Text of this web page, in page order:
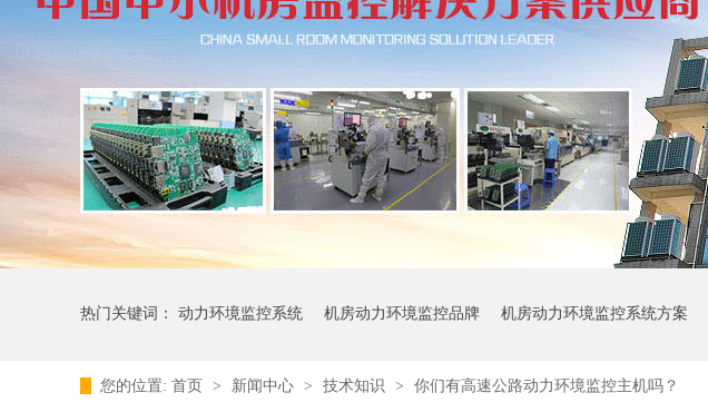
热门关键词： 动力环境监控系统 机房动力环境监控品牌 机房动力环境监控系统方案
您的位置: 首页 > 新闻中心 > 技术知识 > 你们有高速公路动力环境监控主机吗？